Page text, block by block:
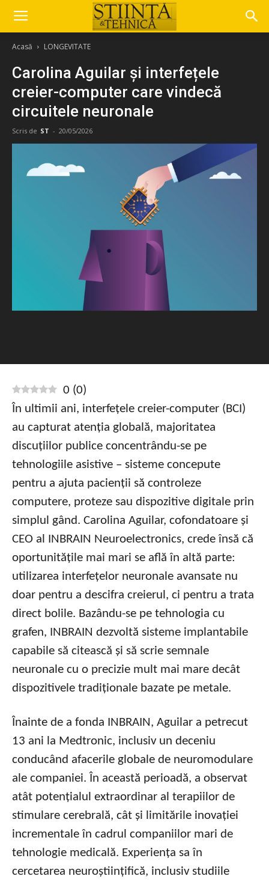
Acasă LONGEVITATE
Carolina Aguilar și interfețele
creier-computer care vindecă
circuitele neuronale
Scris de ST - 20/05/2026
0 (0)
În ultimii ani, interfețele creier-computer (BCI)
au capturat atenția globală, majoritatea
discuțiilor publice concentrându-se pe
tehnologiile asistive – sisteme concepute
pentru a ajuta pacienții să controleze
computere, proteze sau dispozitive digitale prin
simplul gând. Carolina Aguilar, cofondatoare și
CEO al INBRAIN Neuroelectronics, crede însă că
oportunitățile mai mari se află în altă parte:
utilizarea interfețelor neuronale avansate nu
doar pentru a descifra creierul, ci pentru a trata
direct bolile. Bazându-se pe tehnologia cu
grafen, INBRAIN dezvoltă sisteme implantabile
capabile să citească și să scrie semnale
neuronale cu o precizie mult mai mare decât
dispozitivele tradiționale bazate pe metale.
Înainte de a fonda INBRAIN, Aguilar a petrecut
13 ani la Medtronic, inclusiv un deceniu
conducând afacerile globale de neuromodulare
ale companiei. În această perioadă, a observat
atât potențialul extraordinar al terapiilor de
stimulare cerebrală, cât și limitările inovației
incrementale în cadrul companiilor mari de
tehnologie medicală. Experiența sa în
cercetarea neuroștiințifică, inclusiv studiile